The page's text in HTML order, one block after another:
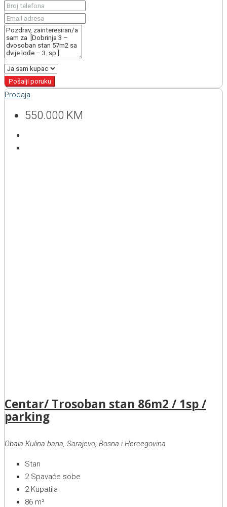
Pošalji poruku
Prodaja
550.000 KM
Centar/ Trosoban stan 86m2 / 1sp /
parking
Obala Kulina bana, Sarajevo, Bosna i Hercegovina
Stan
2 Spavaće sobe
2 Kupatila
86 m²